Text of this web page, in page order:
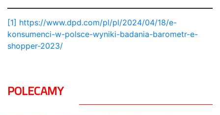
[1] https://www.dpd.com/pl/pl/2024/04/18/e-
konsumenci-w-polsce-wyniki-badania-barometr-e-
shopper-2023/
POLECAMY